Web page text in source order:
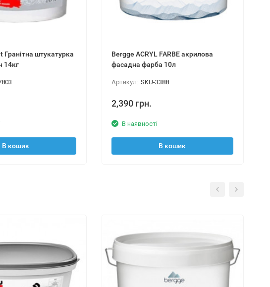
Гранітна штукатурка
14кг
В кошик
Bergge ACRYL FARBE акрилова
фасадна фарба 10л
Артикул: SKU-3388
2,390 грн.
В наявності
В кошик